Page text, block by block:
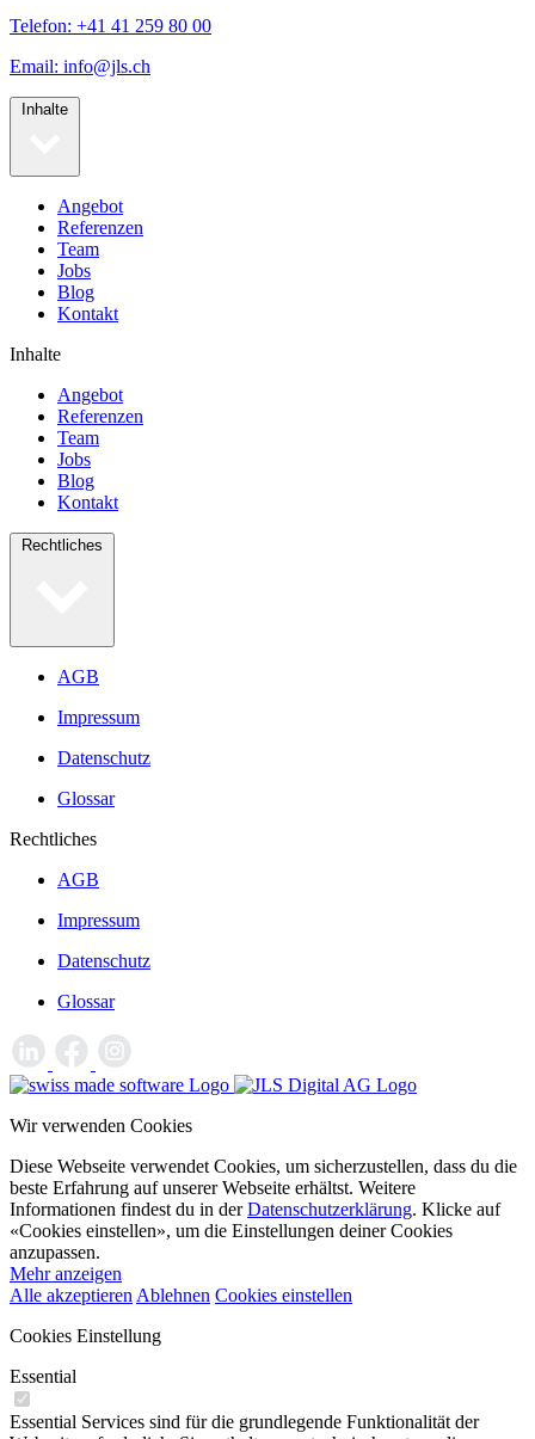
Telefon: +41 41 259 80 00
Email: info@jls.ch
Inhalte
Angebot
Referenzen
Team
Jobs
Blog
Kontakt
Inhalte
Angebot
Referenzen
Team
Jobs
Blog
Kontakt
Rechtliches
AGB
Impressum
Datenschutz
Glossar
Rechtliches
AGB
Impressum
Datenschutz
Glossar
Wir verwenden Cookies
Diese Webseite verwendet Cookies, um sicherzustellen, dass du die
beste Erfahrung auf unserer Webseite erhältst. Weitere
Informationen findest du in derDatenschutzerklärung. Klicke auf
«Cookies einstellen», um die Einstellungen deiner Cookies
anzupassen.
Mehr anzeigen
Alle akzeptieren Ablehnen Cookies einstellen
Cookies Einstellung
Essential
Essential Services sind für die grundlegende Funktionalität der